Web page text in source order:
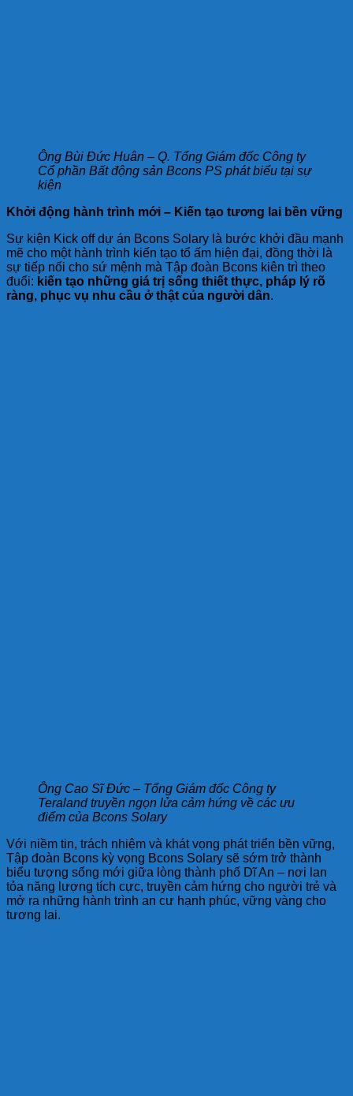
Ông Bùi Đức Huân – Q. Tổng Giám đốc Công ty
Cổ phần Bất động sản Bcons PS phát biểu tại sự
kiện
Khởi động hành trình mới – Kiến tạo tương lai bền vững
Sự kiện Kick off dự án Bcons Solary là bước khởi đầu mạnh
mẽ cho một hành trình kiến tạo tổ ấm hiện đại, đồng thời là
sự tiếp nối cho sứ mệnh mà Tập đoàn Bcons kiên trì theo
đuổi: kiến tạo những giá trị sống thiết thực, pháp lý rõ
ràng, phục vụ nhu cầu ở thật của người dân.
Ông Cao Sĩ Đức – Tổng Giám đốc Công ty
Teraland truyền ngọn lửa cảm hứng về các ưu
điểm của Bcons Solary
Với niềm tin, trách nhiệm và khát vọng phát triển bền vững,
Tập đoàn Bcons kỳ vọng Bcons Solary sẽ sớm trở thành
biểu tượng sống mới giữa lòng thành phố Dĩ An – nơi lan
tỏa năng lượng tích cực, truyền cảm hứng cho người trẻ và
mở ra những hành trình an cư hạnh phúc, vững vàng cho
tương lai.